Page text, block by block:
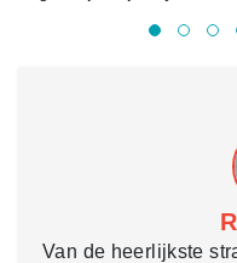
Van de heerlijkste